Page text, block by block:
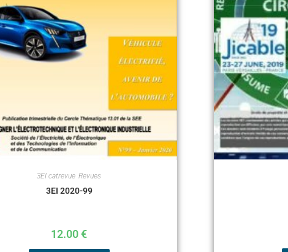
3EI catrevue Revues
3EI 2020-99
12.00€